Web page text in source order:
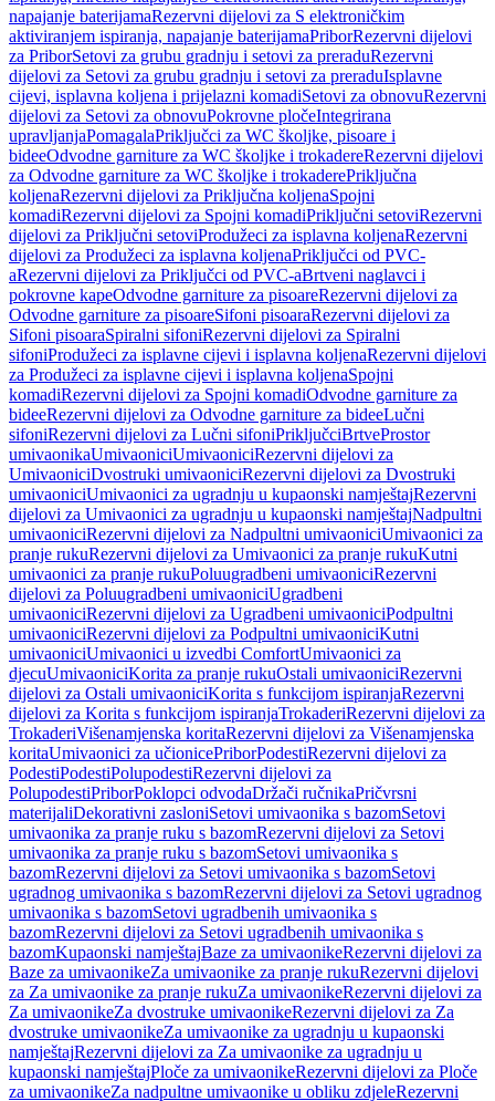
napajanje baterijamaRezervni dijelovi za S elektroničkim
aktiviranjem ispiranja, napajanje baterijamaPriborRezervni dijelovi
za PriborSetovi za grubu gradnju i setovi za preraduRezervni
dijelovi za Setovi za grubu gradnju i setovi za preraduIsplavne
cijevi, isplavna koljena i prijelazni komadiSetovi za obnovuRezervni
dijelovi za Setovi za obnovuPokrovne pločeIntegrirana
upravljanjaPomagalaPriključci za WC školjke, pisoare i
bideeOdvodne garniture za WC školjke i trokadereRezervni dijelovi
za Odvodne garniture za WC školjke i trokaderePriključna
koljenaRezervni dijelovi za Priključna koljenaSpojni
komadiRezervni dijelovi za Spojni komadiPriključni setoviRezervni
dijelovi za Priključni setoviProdužeci za isplavna koljenaRezervni
dijelovi za Produžeci za isplavna koljenaPriključci od PVC-
aRezervni dijelovi za Priključci od PVC-aBrtveni naglavci i
pokrovne kapeOdvodne garniture za pisoareRezervni dijelovi za
Odvodne garniture za pisoareSifoni pisoaraRezervni dijelovi za
Sifoni pisoaraSpiralni sifoniRezervni dijelovi za Spiralni
sifoniProdužeci za isplavne cijevi i isplavna koljenaRezervni dijelovi
za Produžeci za isplavne cijevi i isplavna koljenaSpojni
komadiRezervni dijelovi za Spojni komadiOdvodne garniture za
bideeRezervni dijelovi za Odvodne garniture za bideeLučni
sifoniRezervni dijelovi za Lučni sifoniPriključciBrtveProstor
umivaonikaUmivaoniciUmivaoniciRezervni dijelovi za
UmivaoniciDvostruki umivaoniciRezervni dijelovi za Dvostruki
umivaoniciUmivaonici za ugradnju u kupaonski namještajRezervni
dijelovi za Umivaonici za ugradnju u kupaonski namještajNadpultni
umivaoniciRezervni dijelovi za Nadpultni umivaoniciUmivaonici za
pranje rukuRezervni dijelovi za Umivaonici za pranje rukuKutni
umivaonici za pranje rukuPoluugradbeni umivaoniciRezervni
dijelovi za Poluugradbeni umivaoniciUgradbeni
umivaoniciRezervni dijelovi za Ugradbeni umivaoniciPodpultni
umivaoniciRezervni dijelovi za Podpultni umivaoniciKutni
umivaoniciUmivaonici u izvedbi ComfortUmivaonici za
djecuUmivaoniciKorita za pranje rukuOstali umivaoniciRezervni
dijelovi za Ostali umivaoniciKorita s funkcijom ispiranjaRezervni
dijelovi za Korita s funkcijom ispiranjaTrokaderiRezervni dijelovi za
TrokaderiVišenamjenska koritaRezervni dijelovi za Višenamjenska
koritaUmivaonici za učionicePriborPodestiRezervni dijelovi za
PodestiPodestiPolupodestiRezervni dijelovi za
PolupodestiPriborPoklopci odvodaDržači ručnikaPričvrsni
materijaliDekorativni zasloniSetovi umivaonika s bazomSetovi
umivaonika za pranje ruku s bazomRezervni dijelovi za Setovi
umivaonika za pranje ruku s bazomSetovi umivaonika s
bazomRezervni dijelovi za Setovi umivaonika s bazomSetovi
ugradnog umivaonika s bazomRezervni dijelovi za Setovi ugradnog
umivaonika s bazomSetovi ugradbenih umivaonika s
bazomRezervni dijelovi za Setovi ugradbenih umivaonika s
bazomKupaonski namještajBaze za umivaonikeRezervni dijelovi za
Baze za umivaonikeZa umivaonike za pranje rukuRezervni dijelovi
za Za umivaonike za pranje rukuZa umivaonikeRezervni dijelovi za
Za umivaonikeZa dvostruke umivaonikeRezervni dijelovi za Za
dvostruke umivaonikeZa umivaonike za ugradnju u kupaonski
namještajRezervni dijelovi za Za umivaonike za ugradnju u
kupaonski namještajPloče za umivaonikeRezervni dijelovi za Ploče
za umivaonikeZa nadpultne umivaonike u obliku zdjeleRezervni